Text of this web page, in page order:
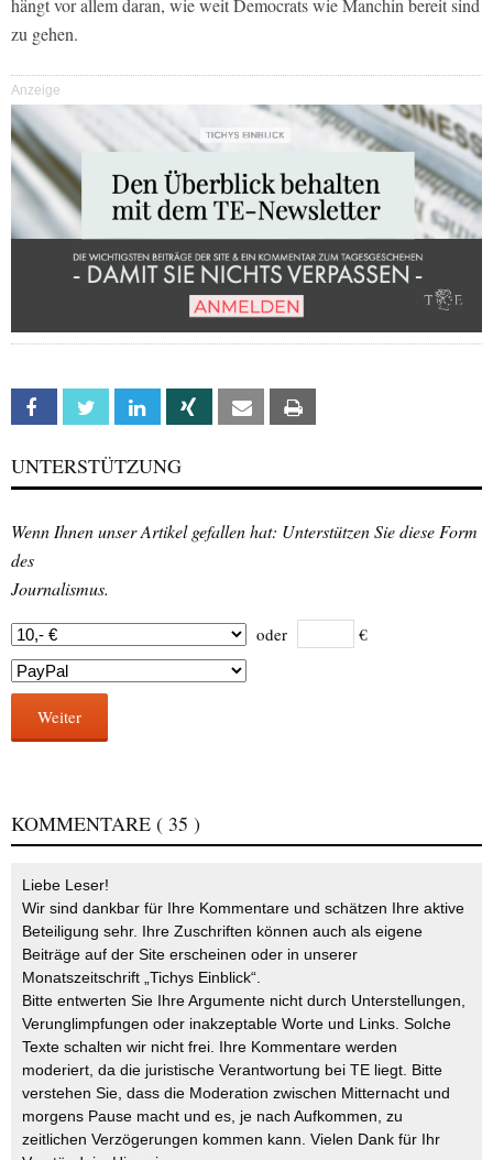
hängt vor allem daran, wie weit Democrats wie Manchin bereit sind
zu gehen.
Anzeige
Facebook Twitter Linkedin Xing Email
UNTERSTÜTZUNG
Wenn Ihnen unser Artikel gefallen hat: Unterstützen Sie diese Form
des
Journalismus.
oder €
Weiter
KOMMENTARE ( 35 )
Liebe Leser!
Wir sind dankbar für Ihre Kommentare und schätzen Ihre aktive
Beteiligung sehr. Ihre Zuschriften können auch als eigene
Beiträge auf der Site erscheinen oder in unserer
Monatszeitschrift „Tichys Einblick“.
Bitte entwerten Sie Ihre Argumente nicht durch Unterstellungen,
Verunglimpfungen oder inakzeptable Worte und Links. Solche
Texte schalten wir nicht frei. Ihre Kommentare werden
moderiert, da die juristische Verantwortung bei TE liegt. Bitte
verstehen Sie, dass die Moderation zwischen Mitternacht und
morgens Pause macht und es, je nach Aufkommen, zu
zeitlichen Verzögerungen kommen kann. Vielen Dank für Ihr